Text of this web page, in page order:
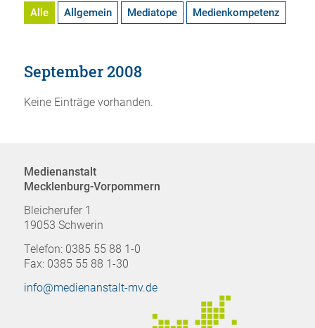
Alle Allgemein Mediatope Medienkompetenz
September 2008
Keine Einträge vorhanden.
Medienanstalt
Mecklenburg-Vorpommern
Bleicherufer 1
19053 Schwerin
Telefon: 0385 55 88 1-0
Fax: 0385 55 88 1-30
info@medienanstalt-mv.de